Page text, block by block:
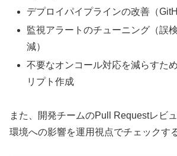
デプロイパイプラインの改善（
監視アラートのチューニング（誤
減）
不要なオンコール対応を減らすた
リプト作成
また、開発チームのPull Requestレビ
環境への影響を運用視点でチェックす